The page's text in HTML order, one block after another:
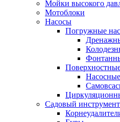
Мойки высокого
Мотоблоки
Насосы
Погружные
Садовый